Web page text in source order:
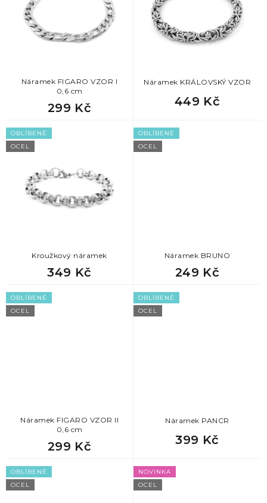
Náramek FIGARO VZOR I
0,6 cm
299 Kč
Náramek KRÁLOVSKÝ VZOR
449 Kč
OBLÍBENÉ
OCEL
Kroužkový náramek
349 Kč
OBLÍBENÉ
OCEL
Náramek BRUNO
249 Kč
OBLÍBENÉ
OCEL
Náramek FIGARO VZOR II
0,6 cm
299 Kč
OBLÍBENÉ
OCEL
Náramek PANCR
399 Kč
OBLÍBENÉ
OCEL
NOVINKA
OCEL